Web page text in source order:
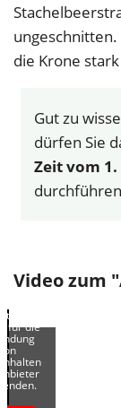
die Krone
Gut zu
dürfen Sie
Zeit vom
Video zum
Sie die
für die